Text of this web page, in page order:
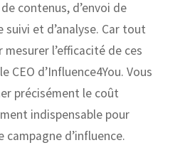
contenus, d’envoi de
et d’analyse. Car tout
l’efficacité de ces
CEO d’Influence4You. Vous
précisément le coût
indispensable pour
campagne d’influence.